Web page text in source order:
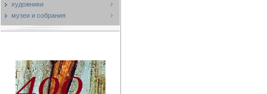
художники
музеи и собрания